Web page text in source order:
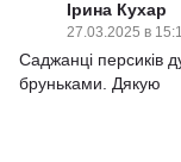
Ірина Кухар
27.03.2025 в
Саджанці персиків
бруньками. Дякую